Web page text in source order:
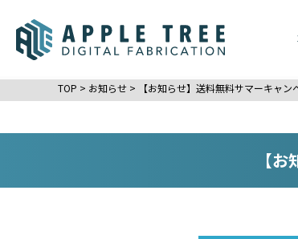
TOP > お知らせ > 【お知らせ】送料無料サマーキャ
【